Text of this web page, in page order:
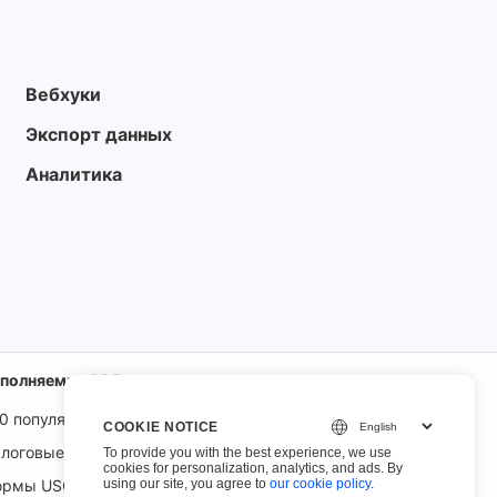
Вебхуки
Экспорт данных
Аналитика
PDF
популярных форм
формы IRS
USCIS
COOKIE NOTICE
To provide you with the best experience, we use
cookies for personalization, analytics, and ads. By
using our site, you agree to our cookie policy.